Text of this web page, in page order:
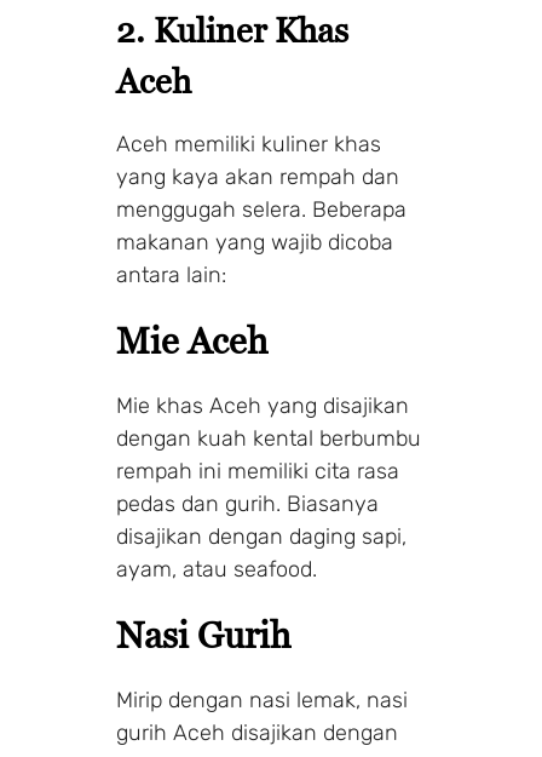
2. Kuliner Khas
Aceh
Aceh memiliki kuliner khas
yang kaya akan rempah dan
menggugah selera. Beberapa
makanan yang wajib dicoba
antara lain:
Mie Aceh
Mie khas Aceh yang disajikan
dengan kuah kental berbumbu
rempah ini memiliki cita rasa
pedas dan gurih. Biasanya
disajikan dengan daging sapi,
ayam, atau seafood.
Nasi Gurih
Mirip dengan nasi lemak, nasi
gurih Aceh disajikan dengan